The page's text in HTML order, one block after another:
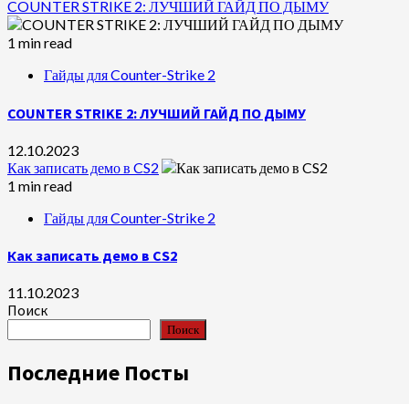
COUNTER STRIKE 2: ЛУЧШИЙ ГАЙД ПО ДЫМУ
1 min read
Гайды для Counter-Strike 2
COUNTER STRIKE 2: ЛУЧШИЙ ГАЙД ПО ДЫМУ
12.10.2023
Как записать демо в CS2
1 min read
Гайды для Counter-Strike 2
Как записать демо в CS2
11.10.2023
Поиск
Поиск
Последние Посты